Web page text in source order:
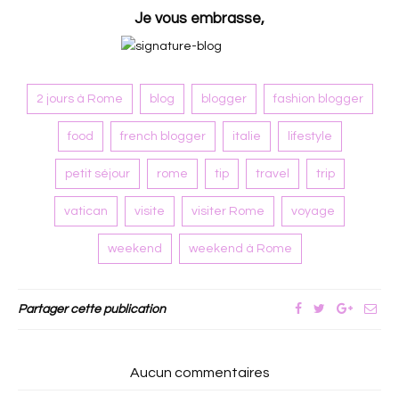
Je vous embrasse,
2 jours à Rome blog blogger fashion blogger
food french blogger italie lifestyle
petit séjour rome tip travel trip
vatican visite visiter Rome voyage
weekend weekend à Rome
Partager cette publication
Aucun commentaires